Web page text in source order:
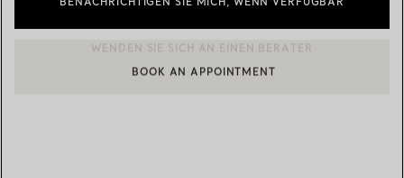
EINEN KUNDENBERATER KONTAKTIEREN ODER EINEN
BOOK AN APPOINTMENT